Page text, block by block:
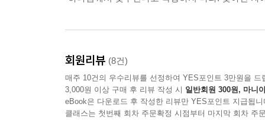
회원리뷰 (8건)
매주 10건의 우수리뷰를 선정하여 YES포인트 3만원을 드
3,000원 이상 구매 후 리뷰 작성 시 일반회원 300원, 마니
eBook은 다운로드 후 작성한 리뷰만 YES포인트 지급됩니
클래스는 첫번째 회차 주문확정 시점부터 마지막 회차 주